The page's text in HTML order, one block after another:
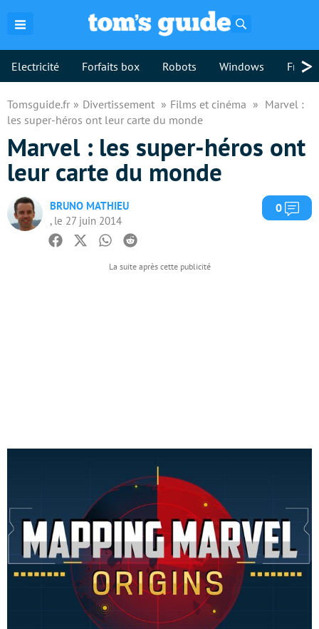
Electricité Forfaits box Robots Windows >
Tomsguide.fr Divertissement Films et cinéma
Marvel :
les super-héros ont leur carte du monde
Marvel : les super-héros ont
leur carte du monde
BRUNO MATHIEU
, le 27 juin 2014
0
Facebook
TwitterWhatsapp
Reddit